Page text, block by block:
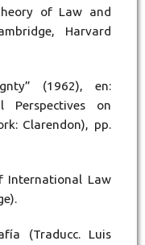
of Law and
Harvard
(1962), en:
Perspectives on
Clarendon), pp.
International Law
(Traducc. Luis